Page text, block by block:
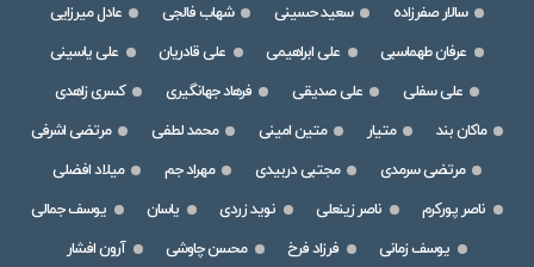
سالار صفرزاده
سعید حسینی شهاب فالجی
عادل میرزایی
عرفان طهماسبی
علی ابراهیمی علی قادریان
علی یاسینی
علی سفلی
علی صدیقی فرهاد جهانگیری
کسری زاهدی
ماکان بند
متیار متین امینی محمد لطفی
مرتضی اشرفی
مرتضی سرمدی
مجتبی دربیدی مهراد جم
میلاد افضلی
ناصر پورکرم
ناصر زینعلی نوید زردی یاسان
یوسف جمالی
یوسف زمانی
فرزاد فرخ محسن چاوشی
آرون افشار